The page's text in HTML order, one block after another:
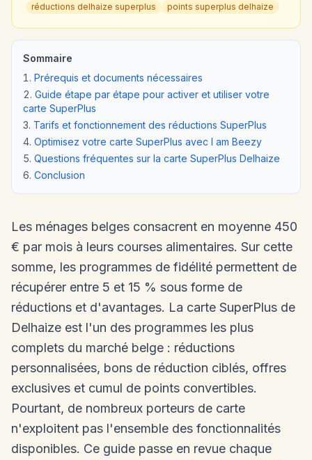
réductions delhaize superplus
points superplus delhaize
Sommaire
Prérequis et documents nécessaires
Guide étape par étape pour activer et utiliser votre
carte SuperPlus
Tarifs et fonctionnement des réductions SuperPlus
Optimisez votre carte SuperPlus avec I am Beezy
Questions fréquentes sur la carte SuperPlus Delhaize
Conclusion
Les ménages belges consacrent en moyenne 450
€ par mois à leurs courses alimentaires. Sur cette
somme, les programmes de fidélité permettent de
récupérer entre 5 et 15 % sous forme de
réductions et d'avantages. La carte SuperPlus de
Delhaize est l'un des programmes les plus
complets du marché belge : réductions
personnalisées, bons de réduction ciblés, offres
exclusives et cumul de points convertibles.
Pourtant, de nombreux porteurs de carte
n'exploitent pas l'ensemble des fonctionnalités
disponibles. Ce guide passe en revue chaque